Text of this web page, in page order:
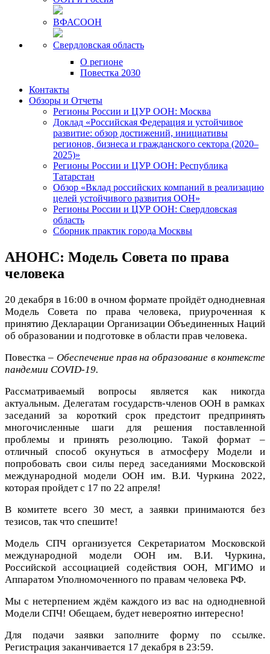
ВФАСООН
Свердловская область
О регионе
Повестка 2030
Контакты
Обзоры и Отчеты
Регионы России и ЦУР ООН: Москва
Доклад «Российская Федерация и устойчивое
развитие: обзор достижений, инициативы
регионов, бизнеса и гражданского сектора (2020–
2025)»
Регионы России и ЦУР ООН: Республика
Татарстан
Обзор «Вклад российских компаний в реализацию
целей устойчивого развития ООН»
Регионы России и ЦУР ООН: Свердловская
область
Сборник практик города Москвы
АНОНС: Модель Совета по права
человека
20 декабря в 16:00 в очном формате пройдёт однодневная
Модель Совета по права человека, приуроченная к
принятию Декларации Организации Объединенных Наций
об образовании и подготовке в области прав человека.
Повестка – Обеспечение прав на образование в контексте
пандемии COVID-19.
Рассматриваемый вопросы является как никогда
актуальным. Делегатам государств-членов ООН в рамках
заседаний за короткий срок предстоит предпринять
многочисленные шаги для решения поставленной
проблемы и принять резолюцию. Такой формат –
отличный способ окунуться в атмосферу Модели и
попробовать свои силы перед заседаниями Московской
международной модели ООН им. В.И. Чуркина 2022,
которая пройдет с 17 по 22 апреля!
В комитете всего 30 мест, а заявки принимаются без
тезисов, так что спешите!
Модель СПЧ организуется Секретариатом Московской
международной модели ООН им. В.И. Чуркина,
Российской ассоциацией содействия ООН, МГИМО и
Аппаратом Уполномоченного по правам человека РФ.
Мы с нетерпением ждём каждого из вас на однодневной
Модели СПЧ! Обещаем, будет невероятно интересно!
Для подачи заявки заполните форму по ссылке.
Регистрация заканчивается 17 декабря в 23:59.